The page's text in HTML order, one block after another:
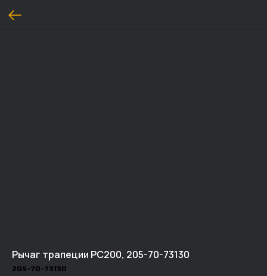
Рычаг трапеции PC200, 205-70-73130
205-70-73130